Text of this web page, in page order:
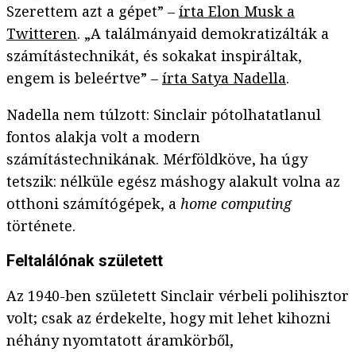
Szerettem azt a gépet” – írta Elon Musk a
Twitteren. „A találmányaid demokratizálták a
számítástechnikát, és sokakat inspiráltak,
engem is beleértve” – írta Satya Nadella.
Nadella nem túlzott: Sinclair pótolhatatlanul
fontos alakja volt a modern
számítástechnikának. Mérföldköve, ha úgy
tetszik: nélküle egész máshogy alakult volna az
otthoni számítógépek, a home computing
története.
Feltalálónak született
Az 1940-ben született Sinclair vérbeli polihisztor
volt; csak az érdekelte, hogy mit lehet kihozni
néhány nyomtatott áramkörből,